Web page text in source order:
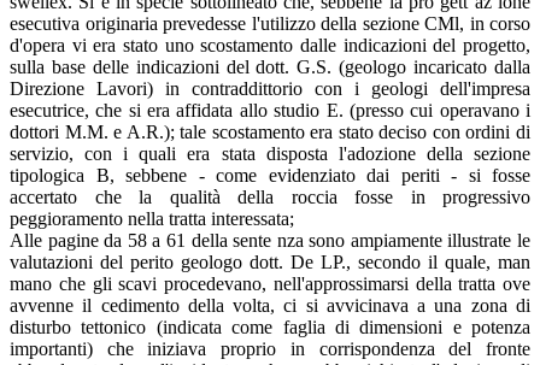
esecutiva originaria prevedesse l'utilizzo della sezione CMl, in corso
d'opera vi era stato uno scostamento dalle indicazioni del progetto,
sulla base delle indicazioni del dott. G.S. (geologo incaricato dalla
Direzione Lavori) in contraddittorio con i geologi dell'impresa
esecutrice, che si era affidata allo studio E. (presso cui operavano i
dottori M.M. e A.R.); tale scostamento era stato deciso con ordini di
servizio, con i quali era stata disposta l'adozione della sezione
tipologica B, sebbene - come evidenziato dai periti - si fosse
accertato che la qualità della roccia fosse in progressivo
peggioramento nella tratta interessata;
Alle pagine da 58 a 61 della sente nza sono ampiamente illustrate le
valutazioni del perito geologo dott. De LP., secondo il quale, man
mano che gli scavi procedevano, nell'approssimarsi della tratta ove
avvenne il cedimento della volta, ci si avvicinava a una zona di
disturbo tettonico (indicata come faglia di dimensioni e potenza
importanti) che iniziava proprio in corrispondenza del fronte